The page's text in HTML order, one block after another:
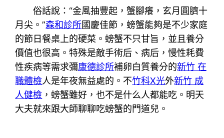
俗話說：“金風抽豐起，蟹腳癢，玄月圓臍十
月尖。”森和診所國慶佳節，螃蟹能夠是不少家庭
的節日餐桌上的硬菜。螃蟹不只甘旨，並且養分
價值也很高。特殊是敵手術后、病后，慢性耗費
性疾病等需求彌康德診所補卵白質養分的新竹 在
職體檢人是年夜無益處的。不竹科X光外新竹 成
人健檢 ，螃蟹雖好，也不是什么人都能吃。明天
大夫就來跟大師聊聊吃螃蟹的門道兒。